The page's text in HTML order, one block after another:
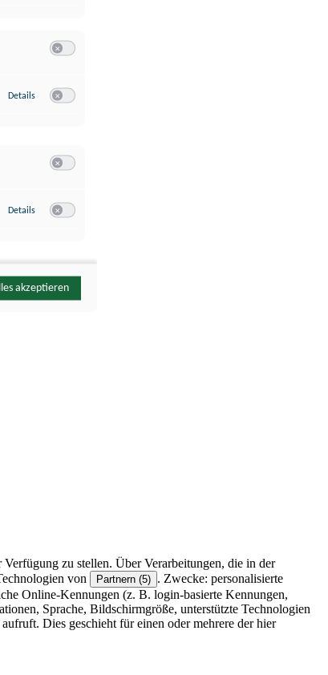
zu stellen. Über Verarbeitungen, die in der
von Partnern (5) . Zwecke: personalisierte
Online-Kennungen (z. B. login-basierte Kennungen,
Sprache, Bildschirmgröße, unterstützte Technologien
Dies geschieht für einen oder mehrere der hier
Details zu Google Analytics
Details zu YouTube
akzeptieren